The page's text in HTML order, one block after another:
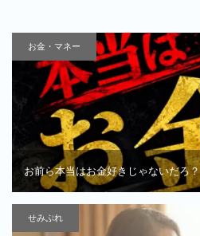
お金・マネー
お前ら本当はお金好きじゃないだろ？
せみぷれ